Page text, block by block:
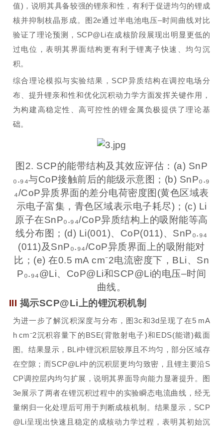
值)，说明其具备较强的锂亲和性，有利于促进均匀的锂成
核并抑制枝晶形成。图2e通过半电池电压–时间曲线对比
验证了理论预测，SCP@Li在成核阶段展现出明显更低的
过电位，表明其界面结构更有利于锂离子快速、均匀沉
积。
综合理论模拟与实验结果，SCP异质结构在调控电场分
布、提升锂亲和性和优化沉积动力学方面发挥关键作用，
为构建高稳定性、高可控性的锂金属负极提供了理论基
础。
图2. SCP的能带结构及其效应评估：(a) SnP
₀.₉₄与CoP接触前后的能级示意图；(b) SnP₀.₉
₄/CoP异质界面的差分电荷密度图(黄色区域表
示电子富集，青色区域表示电子耗尽)；(c) Li
原子在SnP₀.₉₄/CoP异质结构上的吸附能等高
线分布图；(d) Li(001)、CoP(011)、SnP₀.₉₄
(011)及SnP₀.₉₄/CoP异质界面上的吸附能对
比；(e) 在0.5 mA cm⁻2电流密度下，BLi、Sn
P₀.₉₄@Li、CoP@Li和SCP@Li的电压–时间
曲线。
III 揭示SCP@Li上的锂沉积机制
为进一步了解沉积深度与分布，图3c和3d呈现了在5 mA
h cm⁻2沉积容量下的BSE(背散射电子)和EDS(能谱)截面
图。结果显示，BLi中锂沉积层较厚且不均匀，部分区域存
在空隙；而SCP@Li中的沉积层更均匀致密，且锂主要沿S
CP调控层内均匀扩展，说明其界面导向能力显著提升。图
3e展示了两者在锂沉积过程中的实验瞬态电流曲线，经无
量纲归一化处理后可用于判断成核机制。结果显示，SCP
@Li呈现出快速且稳定的成核动力学过程，表明其初始沉